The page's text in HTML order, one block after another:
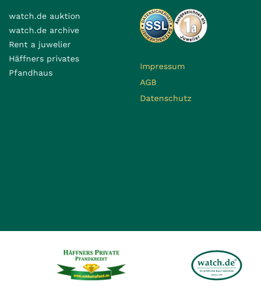
watch.de auktion
watch.de archive
Rent a juwelier
Häffners privates
Pfandhaus
Impressum
AGB
Datenschutz